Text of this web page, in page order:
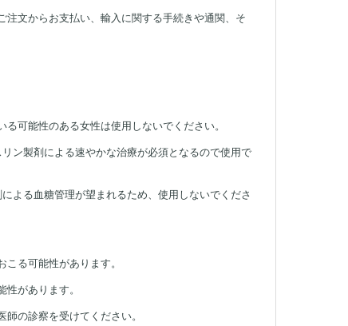
文からお支払い、輸入に関する手続きや通関、そ
可能性のある女性は使用しないでください。
ン製剤による速やかな治療が必須となるので使用で
よる血糖管理が望まれるため、使用しないでくださ
る可能性があります。
があります。
の診察を受けてください。